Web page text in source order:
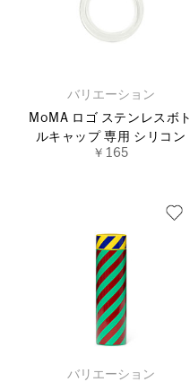
バリエーション
MoMA ロゴ ステンレスボト
ルキャップ 専用 シリコン
￥165
バリエーション